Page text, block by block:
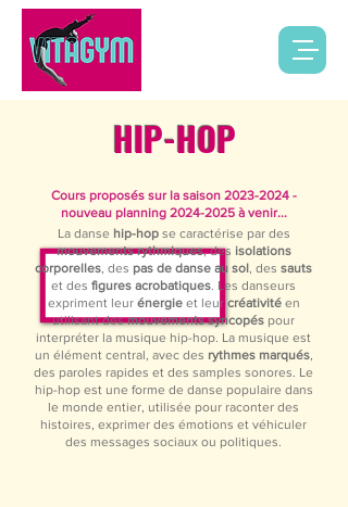
HIP-HOP
La danse hip-hopse caractérise par des
mouvements rythmiques, des isolations
corporelles, des pas de danse au sol, des sauts
et des figures acrobatiques. Les danseurs
expriment leur énergieet leur créativitéen
utilisant desmouvements syncopés pour
interpréter la musique hip-hop. La musique est
un élément central, avec des rythmes marqués,
des paroles rapides et des samples sonores. Le
hip-hop est une forme de danse populaire dans
le monde entier, utilisée pour raconter des
histoires, exprimer des émotions et véhiculer
des messages sociaux ou politiques.
Cours proposés sur la saison 2023-2024-
nouveau planning 2024-2025à venir...